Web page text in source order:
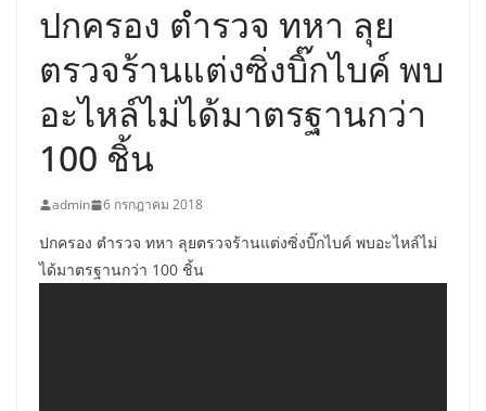
ปกครอง ตำรวจ ทหา ลุย
ตรวจร้านแต่งซิ่งบิ๊กไบค์ พบ
อะไหล์ไม่ได้มาตรฐานกว่า
100 ชิ้น
admin 6 กรกฎาคม 2018
ปกครอง ตำรวจ ทหา ลุยตรวจร้านแต่งซิ่งบิ๊กไบค์ พบอะไหล์ไม่
ได้มาตรฐานกว่า 100 ชิ้น